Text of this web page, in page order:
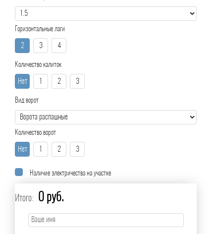
Горизонтальные лаги
2 3 4
Количество калиток
Нет 1 2 3
Вид ворот
Количество ворот
Нет 1 2 3
Наличие электричества на участке
Итого: 0 руб.